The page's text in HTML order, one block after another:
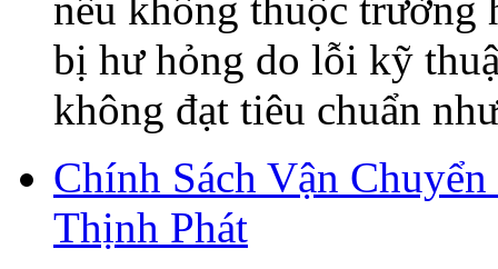
bị hư hỏng do lỗi kỹ
không đạt tiêu chuẩn
Chính Sách Vận
Thịnh Phát